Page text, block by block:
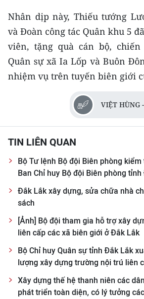
Nhân dịp này, Thiếu tướng
và Đoàn công tác Quân khu 5
viên, tặng quà cán bộ,
Quân sự xã Ia Lốp và Buôn
nhiệm vụ trên tuyến biên giới
VIỆT HÙNG
TIN LIÊN QUAN
Bộ Tư lệnh Bộ đội Biên phòng
Ban Chỉ huy Bộ đội Biên phòng
Đắk Lắk xây dựng, sửa chữa nhà
sách
[Ảnh] Bộ đội tham gia hỗ trợ xây
liên cấp các xã biên giới ở Đắk Lắk
Bộ Chỉ huy Quân sự tỉnh Đắk Lắk
lượng xây dựng trường nội trú liên
Xây dựng thế hệ thanh niên các
phát triển toàn diện, có lý tưởng